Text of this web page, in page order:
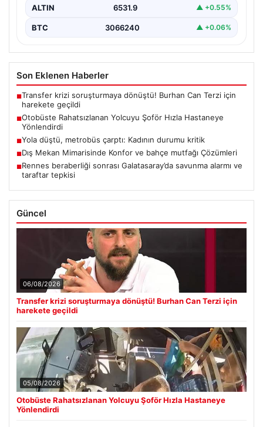
ALTIN 6531.9 ▲ +0.55%
BTC 3066240 ▲ +0.06%
Son Eklenen Haberler
■Transfer krizi soruşturmaya dönüştü! Burhan Can Terzi için
harekete geçildi
■Otobüste Rahatsızlanan Yolcuyu Şoför Hızla Hastaneye
Yönlendirdi
■Yola düştü, metrobüs çarptı: Kadının durumu kritik
■Dış Mekan Mimarisinde Konfor ve bahçe mutfağı Çözümleri
■Rennes beraberliği sonrası Galatasaray’da savunma alarmı ve
taraftar tepkisi
Güncel
06/08/2026
Transfer krizi soruşturmaya dönüştü! Burhan Can Terzi için
harekete geçildi
05/08/2026
Otobüste Rahatsızlanan Yolcuyu Şoför Hızla Hastaneye
Yönlendirdi